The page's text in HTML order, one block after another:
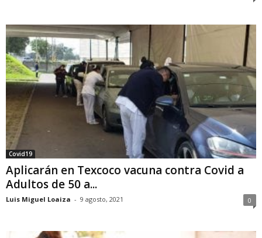
Covid19
Aplicarán en Texcoco vacuna contra Covid a
Adultos de 50 a...
Luis Miguel Loaiza - 9 agosto, 2021 0